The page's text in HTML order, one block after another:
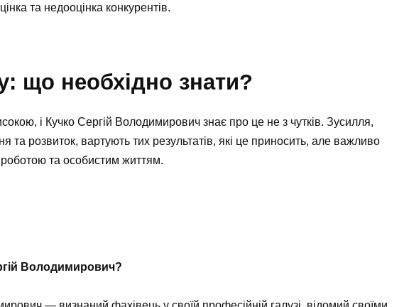
та недооцінка конкурентів.
що необхідно знати?
і Кучко Сергій Володимирович знає про це не з чутків. Зусилля,
та розвиток, вартують тих результатів, які це приносить, але важливо
роботою та особистим життям.
Володимирович?